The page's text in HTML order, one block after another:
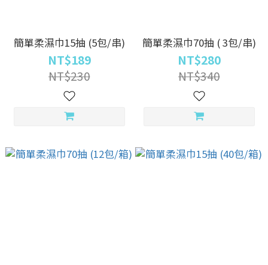
簡單柔濕巾15抽 (5包/串)
NT$189
NT$230
簡單柔濕巾70抽 ( 3包/串)
NT$280
NT$340